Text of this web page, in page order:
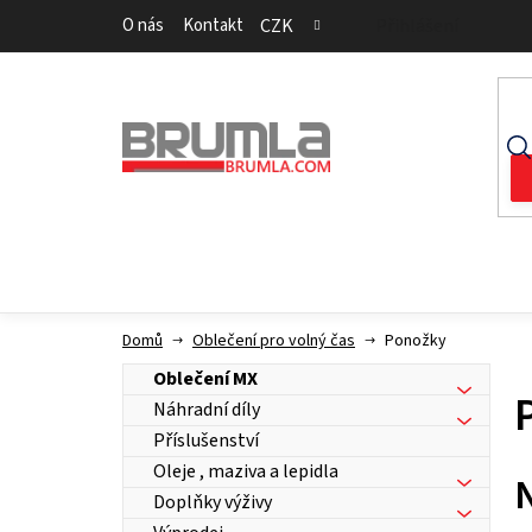
O nás Kontakt CZK
Domů Oblečení pro volný čas Ponožky
Oblečení MX
Náhradní díly
Příslušenství
Oleje , maziva a lepidla
Doplňky výživy